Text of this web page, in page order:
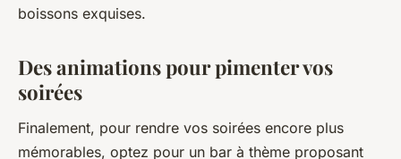
boissons exquises.
Des animations pour pimenter vos
soirées
Finalement, pour rendre vos soirées encore plus
mémorables, optez pour un bar à thème proposant